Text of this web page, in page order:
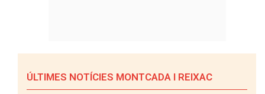
ÚLTIMES NOTÍCIES MONTCADA I REIXAC